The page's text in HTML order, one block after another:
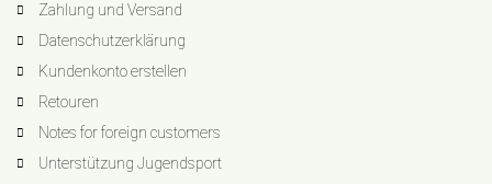
Zahlung und Versand
Datenschutzerklärung
Kundenkonto erstellen
Retouren
Notes for foreign customers
Unterstützung Jugendsport